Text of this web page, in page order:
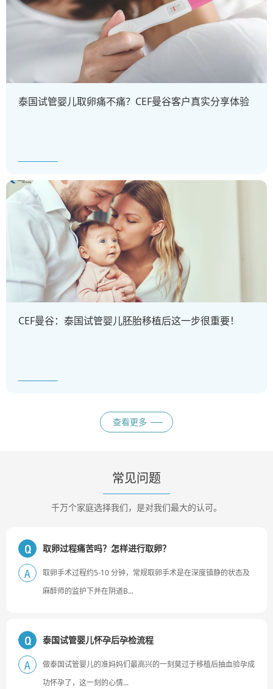
泰国试管婴儿取卵痛不痛？CEF曼谷客户真实分享体验
CEF曼谷：泰国试管婴儿胚胎移植后这一步很重要！
查看更多
常见问题
千万个家庭选择我们，是对我们最大的认可。
Q 取卵过程痛苦吗？怎样进行取卵？
A
取卵手术过程约5-10 分钟，常规取卵手术是在深度镇静的状态及
麻醉师的监护下并在阴道B...
Q 泰国试管婴儿怀孕后孕检流程
A
做泰国试管婴儿的准妈妈们最高兴的一刻莫过于移植后抽血验孕成
功怀孕了，这一刻的心情...